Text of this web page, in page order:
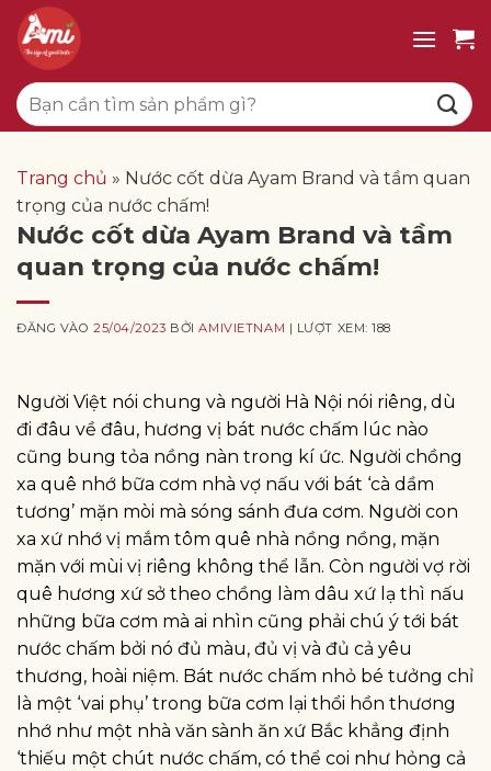
qua
dung
Tìm
kiếm:
Trang chủ » Nước cốt dừa Ayam Brand và tầm quan
trọng của nước chấm!
Nước cốt dừa Ayam Brand và tầm
quan trọng của nước chấm!
ĐĂNG VÀO25/04/2023 BỞIAMIVIETNAM | LƯỢT XEM: 188
Người Việt nói chung và người Hà Nội nói riêng, dù
đi đâu về đâu, hương vị bát nước chấm lúc nào
cũng bung tỏa nồng nàn trong kí ức. Người chồng
xa quê nhớ bữa cơm nhà vợ nấu với bát ‘cà dầm
tương’ mặn mòi mà sóng sánh đưa cơm. Người con
xa xứ nhớ vị mắm tôm quê nhà nồng nồng, mặn
mặn với mùi vị riêng không thể lẫn. Còn người vợ rời
quê hương xứ sở theo chồng làm dâu xứ lạ thì nấu
những bữa cơm mà ai nhìn cũng phải chú ý tới bát
nước chấm bởi nó đủ màu, đủ vị và đủ cả yêu
thương, hoài niệm. Bát nước chấm nhỏ bé tưởng chỉ
là một ‘vai phụ’ trong bữa cơm lại thổi hồn thương
nhớ như một nhà văn sành ăn xứ Bắc khẳng định
‘thiếu một chút nước chấm, có thể coi như hỏng cả